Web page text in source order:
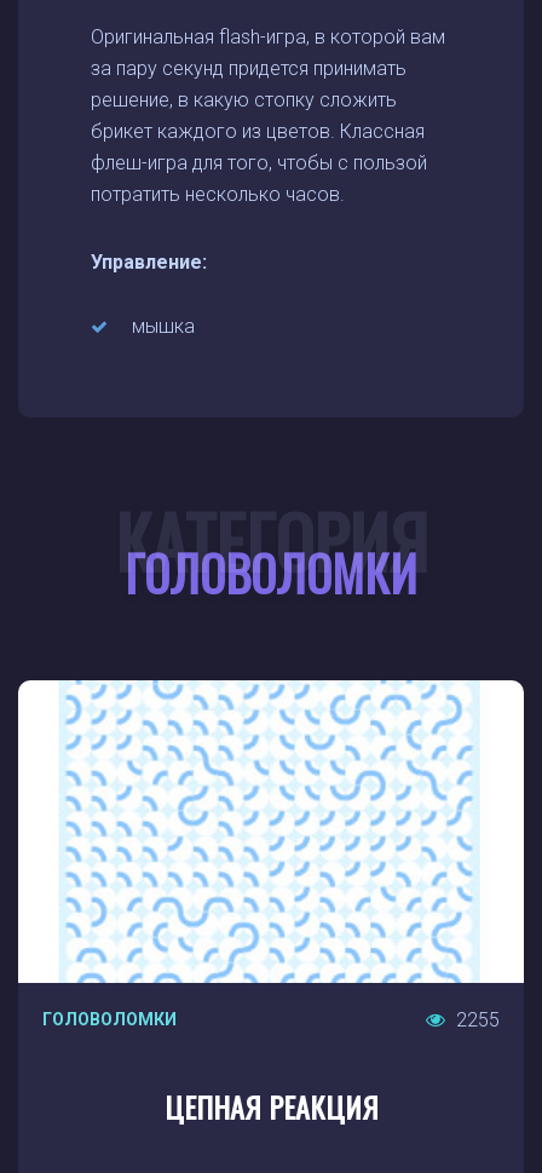
Оригинальная flash-игра, в которой вам
за пару секунд придется принимать
решение, в какую стопку сложить
брикет каждого из цветов. Классная
флеш-игра для того, чтобы с пользой
потратить несколько часов.
Управление:
мышка
ГОЛОВОЛОМКИ
КАТЕГОРИЯ
ГОЛОВОЛОМКИ 2255
ЦЕПНАЯ РЕАКЦИЯ